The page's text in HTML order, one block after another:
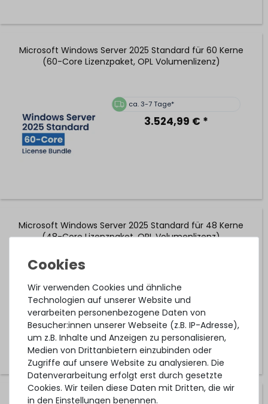
Microsoft Windows Server 2025 Standard für 60 Kerne
(60-Core Lizenzpaket, OPL Volumenlizenz)
ca. 3-7 Tage*
3.524,99 € *
Microsoft Windows Server 2025 Standard für 48 Kerne
(48-Core Lizenzpaket, OPL Volumenlizenz)
2.819,99 € *
Microsoft Windows Server 2025 Standard für 68 Kerne
Wir verwenden Cookies und ähnliche
Technologien auf unserer Website und
verarbeiten personenbezogene Daten von
Besucher:innen unserer Webseite (z.B. IP-Adresse),
um z.B. Inhalte und Anzeigen zu personalisieren,
Medien von Drittanbietern einzubinden oder
Zugriffe auf unsere Website zu analysieren. Die
Datenverarbeitung erfolgt erst durch gesetzte
Cookies. Wir teilen diese Daten mit Dritten, die wir
in den Einstellungen benennen.